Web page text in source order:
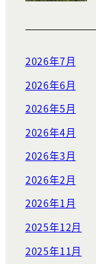
2026年7月
2026年6月
2026年5月
2026年4月
2026年3月
2026年2月
2026年1月
2025年12月
2025年11月